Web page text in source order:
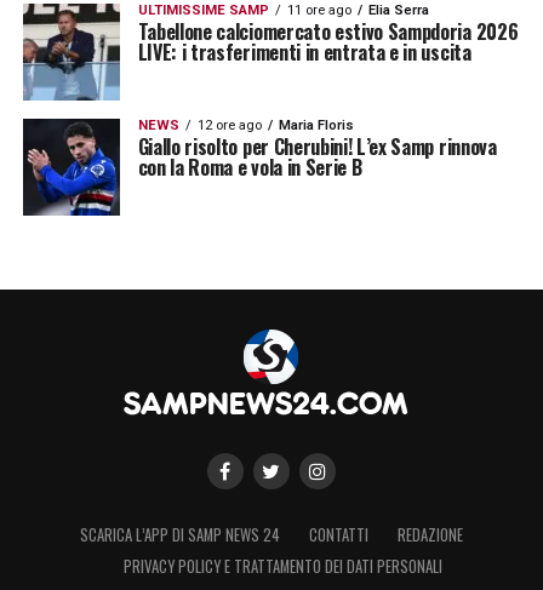
ULTIMISSIME SAMP 11 ore ago Elia Serra
Tabellone calciomercato estivo Sampdoria 2026
LIVE: i trasferimenti in entrata e in uscita
NEWS 12 ore ago Maria Floris
Giallo risolto per Cherubini! L’ex Samp rinnova
con la Roma e vola in Serie B
SCARICA L’APP DI SAMP NEWS 24 CONTATTI
REDAZIONE
PRIVACY POLICY E TRATTAMENTO DEI DATI PERSONALI